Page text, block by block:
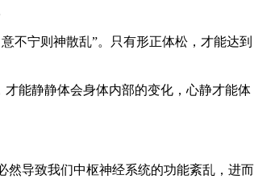
不宁则神散乱”。只有形正体松，才能达到
能静静体会身体内部的变化，心静才能体
然导致我们中枢神经系统的功能紊乱，进而